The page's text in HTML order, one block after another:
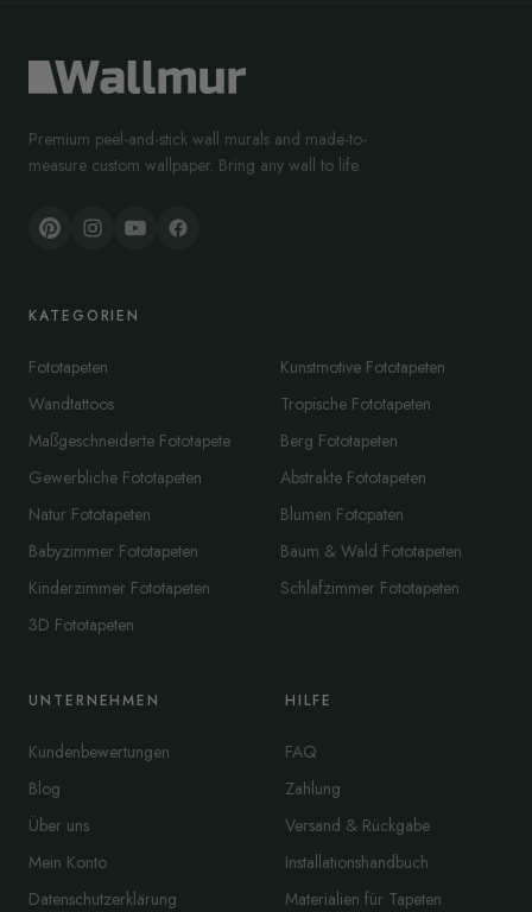
Premium peel-and-stick wall murals and made-to-
measure custom wallpaper. Bring any wall to life.
KATEGORIEN
Fototapeten
Wandtattoos
Maßgeschneiderte Fototapete
Gewerbliche Fototapeten
Natur Fototapeten
Babyzimmer Fototapeten
Kinderzimmer Fototapeten
3D Fototapeten
Kunstmotive Fototapeten
Tropische Fototapeten
Berg Fototapeten
Abstrakte Fototapeten
Blumen Fotopaten
Baum & Wald Fototapeten
Schlafzimmer Fototapeten
UNTERNEHMEN
Kundenbewertungen
Blog
Über uns
Mein Konto
Datenschutzerklärung
HILFE
FAQ
Zahlung
Versand & Rückgabe
Installationshandbuch
Materialien für Tapeten